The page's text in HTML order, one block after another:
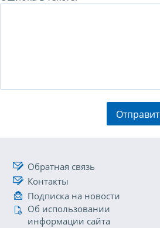
Обратная связь
Контакты
Подписка на новости
Об использовании
информации сайта